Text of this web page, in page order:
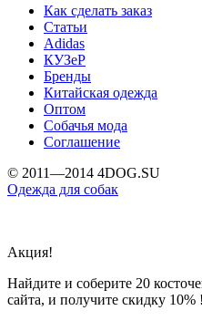
Как сделать заказ
Статьи
Adidas
КУЗеР
Бренды
Китайская одежда
Оптом
Собачья мода
Соглашение
© 2011—2014 4DOG.SU
Одежда для собак
Акция!
Найдите и соберите 20
сайта, и получите скидку 10%